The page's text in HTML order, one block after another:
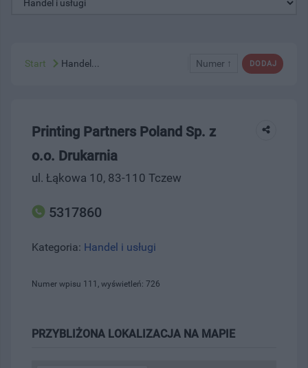
DODAJ
Numer ↑
Start Handel...
Printing Partners Poland Sp. z
o.o. Drukarnia
ul. Łąkowa 10, 83-110 Tczew
5317860
Kategoria: Handel i usługi
Numer wpisu 111, wyświetleń: 726
PRZYBLIŻONA LOKALIZACJA NA MAPIE